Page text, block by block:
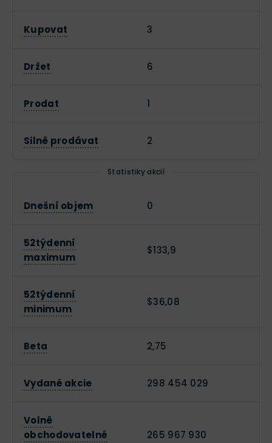
Kupovat 3
Držet 6
Prodat 1
Silně prodávat 2
Statistiky akcií
Dnešní objem 0
52týdenní
maximum
$133,9
52týdenní
minimum
$36,08
Beta 2,75
Vydané akcie 298 454 029
Volně
obchodovatelné
265 967 930